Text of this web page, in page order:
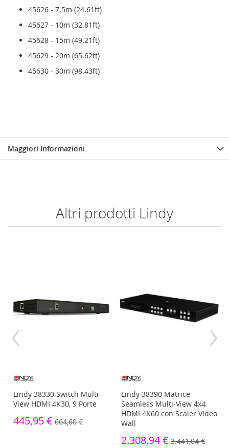
45626 - 7.5m (24.61ft)
45627 - 10m (32.81ft)
45628 - 15m (49.21ft)
45629 - 20m (65.62ft)
45630 - 30m (98.43ft)
Maggiori Informazioni
Altri prodotti Lindy
Lindy 38330 Switch Multi-
View HDMI 4K30, 9 Porte
445,95 € 664,60 €
Lindy 38390 Matrice
Seamless Multi-View 4x4
HDMI 4K60 con Scaler Video
Wall
2.308,94 € 3.441,04 €
‹ ›